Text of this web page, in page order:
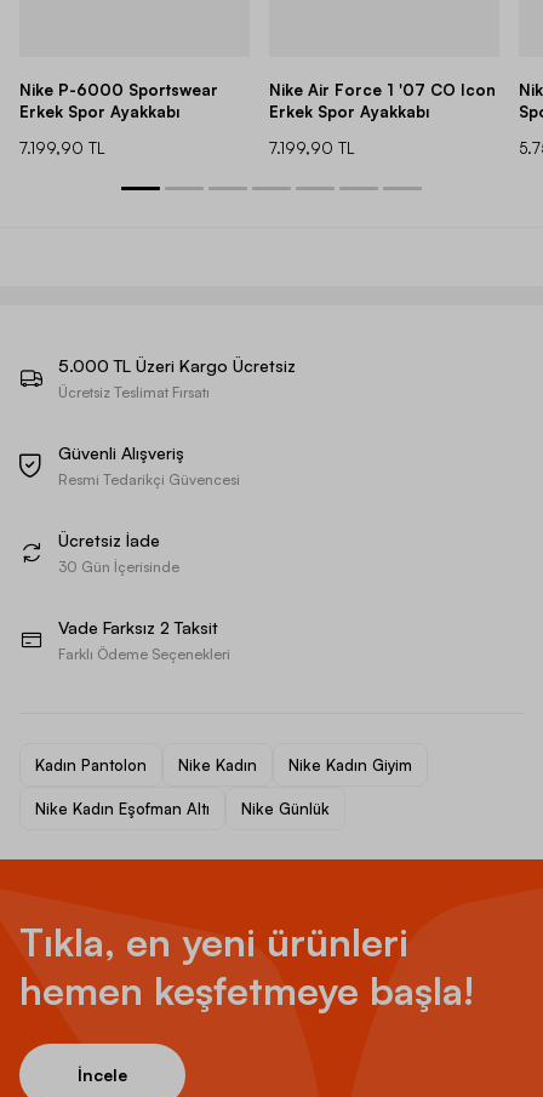
Nike P-6000 Sportswear
Erkek Spor Ayakkabı
7.199,90 TL
Nike Air Force 1 '07 CO Icon
Erkek Spor Ayakkabı
7.199,90 TL
5.000 TL Üzeri Kargo Ücretsiz
Ücretsiz Teslimat Fırsatı
Güvenli Alışveriş
Resmi Tedarikçi Güvencesi
Ücretsiz İade
30 Gün İçerisinde
Vade Farksız 2 Taksit
Farklı Ödeme Seçenekleri
Kadın Pantolon Nike Kadın Nike Kadın Giyim
Nike Kadın Eşofman Altı Nike Günlük
Tıkla, en yeni ürünleri
hemen keşfetmeye başla!
İncele